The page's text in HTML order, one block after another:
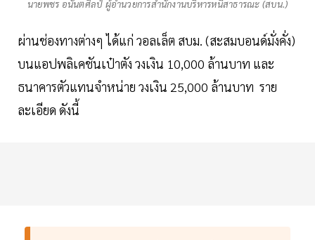
นายพชร อนันตศิลป์ ผู้อำนวยการสำนักงานบริหารหนี้สาธารณะ (สบน.)
ผ่านช่องทางต่างๆ ได้แก่ วอลเล็ต สบม. (สะสมบอนด์มั่งคั่ง)
บนแอปพลิเคชันเป๋าตัง วงเงิน 10,000 ล้านบาท และ
ธนาคารตัวแทนจำหน่าย วงเงิน 25,000 ล้านบาท ราย
ละเอียด ดังนี้